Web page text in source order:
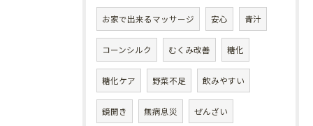
お家で出来るマッサージ 安心 青汁
コーンシルク むくみ改善 糖化
糖化ケア 野菜不足 飲みやすい
鏡開き 無病息災 ぜんざい